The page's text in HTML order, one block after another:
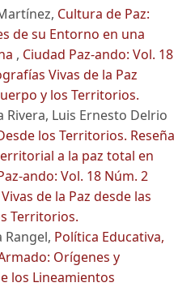
Cultura de Paz:
de su Entorno en una
, Ciudad Paz-ando: Vol. 18
Vivas de la Paz
y los Territorios.
Rivera, Luis Ernesto Delrio
los Territorios. Reseña
a la paz total en
ando: Vol. 18 Núm. 2
de la Paz desde las
Territorios.
Rangel, Política Educativa,
Orígenes y
los Lineamientos